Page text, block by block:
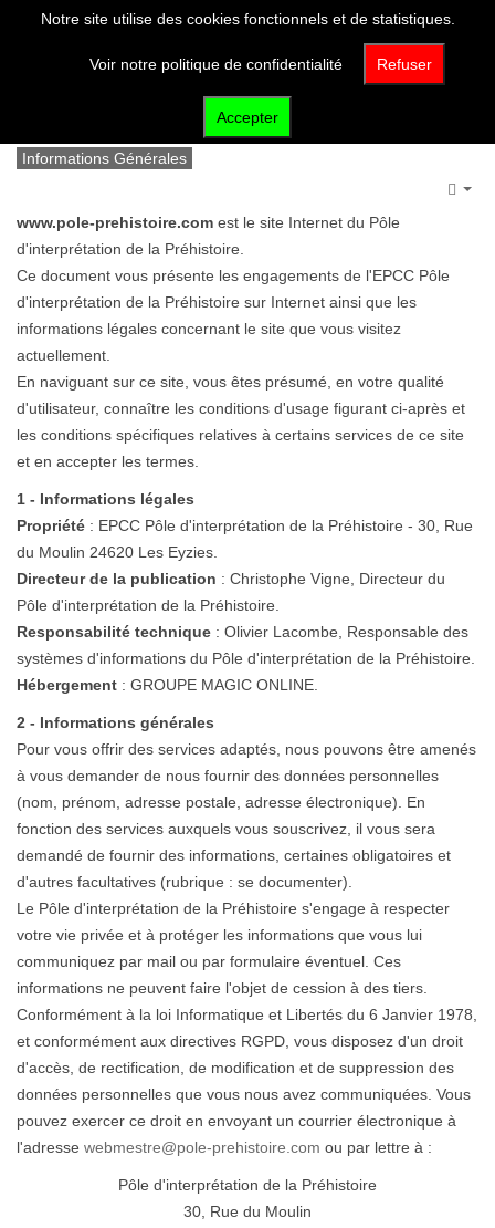
Mentions légales
Informations Générales
www.pole-prehistoire.com est le site Internet du Pôle
d'interprétation de la Préhistoire.
Ce document vous présente les engagements de l'EPCC Pôle
d'interprétation de la Préhistoire sur Internet ainsi que les
informations légales concernant le site que vous visitez
actuellement.
En naviguant sur ce site, vous êtes présumé, en votre qualité
d'utilisateur, connaître les conditions d'usage figurant ci-après et
les conditions spécifiques relatives à certains services de ce site
et en accepter les termes.
1 - Informations légales
Propriété : EPCC Pôle d'interprétation de la Préhistoire - 30, Rue
du Moulin 24620 Les Eyzies.
Directeur de la publication : Christophe Vigne, Directeur du
Pôle d'interprétation de la Préhistoire.
Responsabilité technique : Olivier Lacombe, Responsable des
systèmes d'informations du Pôle d'interprétation de la Préhistoire.
Hébergement : GROUPE MAGIC ONLINE.
2 - Informations générales
Pour vous offrir des services adaptés, nous pouvons être amenés
à vous demander de nous fournir des données personnelles
(nom, prénom, adresse postale, adresse électronique). En
fonction des services auxquels vous souscrivez, il vous sera
demandé de fournir des informations, certaines obligatoires et
d'autres facultatives (rubrique : se documenter).
Le Pôle d'interprétation de la Préhistoire s'engage à respecter
votre vie privée et à protéger les informations que vous lui
communiquez par mail ou par formulaire éventuel. Ces
informations ne peuvent faire l'objet de cession à des tiers.
Conformément à la loi Informatique et Libertés du 6 Janvier 1978,
et conformément aux directives RGPD, vous disposez d'un droit
d'accès, de rectification, de modification et de suppression des
données personnelles que vous nous avez communiquées. Vous
pouvez exercer ce droit en envoyant un courrier électronique à
l'adresse webmestre@pole-prehistoire.com ou par lettre à :
Pôle d'interprétation de la Préhistoire
30, Rue du Moulin
Notre site utilise des cookies fonctionnels et de statistiques.
Voir notre politique de confidentialité Refuser
Accepter